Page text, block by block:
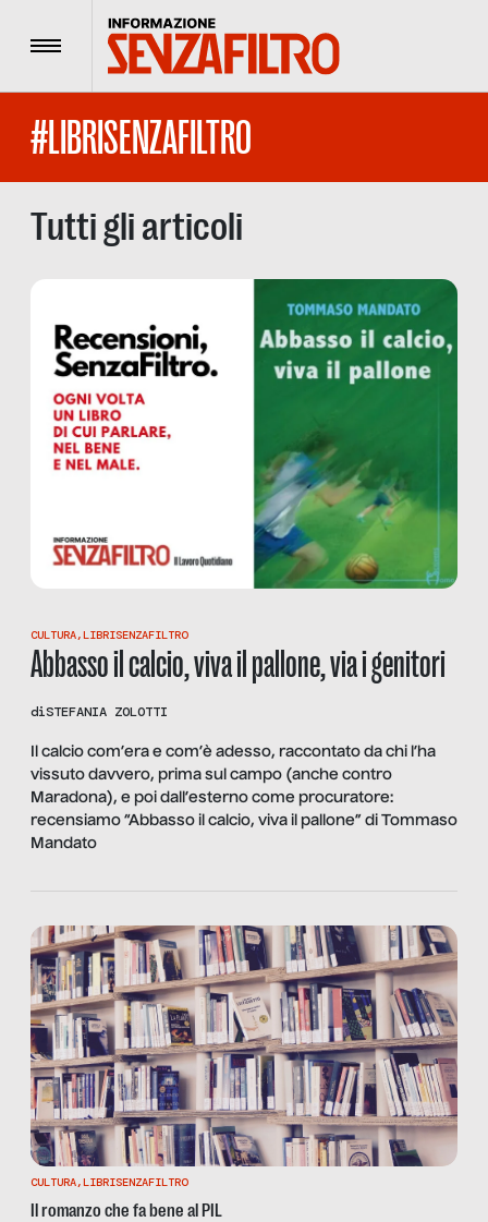
Menu
#LIBRISENZAFILTRO
Tutti gli articoli
CULTURA,LIBRISENZAFILTRO
Abbasso il calcio, viva il pallone, via i genitori
diSTEFANIA ZOLOTTI
Il calcio com’era e com’è adesso, raccontato da chi l’ha
vissuto davvero, prima sul campo (anche contro
Maradona), e poi dall’esterno come procuratore:
recensiamo “Abbasso il calcio, viva il pallone” di Tommaso
Mandato
CULTURA,LIBRISENZAFILTRO
Il romanzo che fa bene al PIL